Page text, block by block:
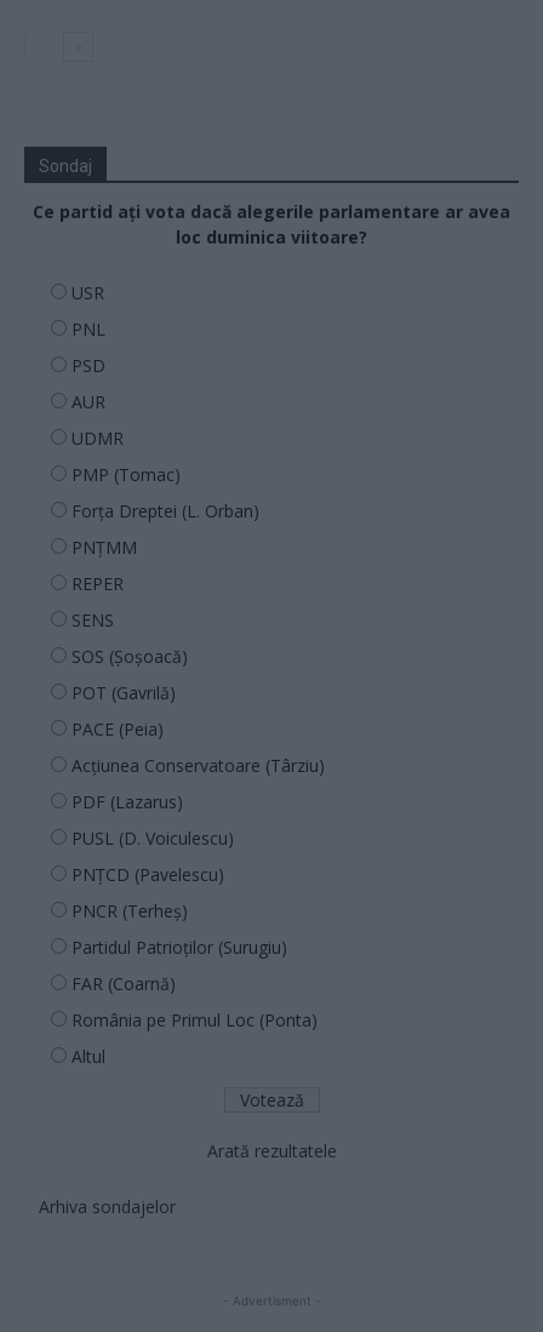
Sondaj
Ce partid ați vota dacă alegerile parlamentare ar avea
loc duminica viitoare?
USR
PNL
PSD
AUR
UDMR
PMP (Tomac)
Forța Dreptei (L. Orban)
PNȚMM
REPER
SENS
SOS (Șoșoacă)
POT (Gavrilă)
PACE (Peia)
Acțiunea Conservatoare (Târziu)
PDF (Lazarus)
PUSL (D. Voiculescu)
PNȚCD (Pavelescu)
PNCR (Terheș)
Partidul Patrioților (Surugiu)
FAR (Coarnă)
România pe Primul Loc (Ponta)
Altul
Arată rezultatele
Arhiva sondajelor
- Advertisment -